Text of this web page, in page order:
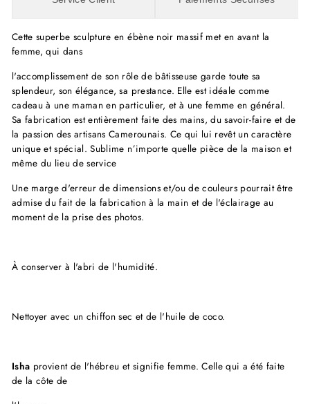
Cette superbe sculpture en ébène noir massif met en avant la
femme, qui dans
l'accomplissement de son rôle de bâtisseuse garde toute sa
splendeur, son élégance, sa prestance. Elle est idéale comme
cadeau à une maman en particulier, et à une femme en général.
Sa fabrication est entièrement faite des mains, du savoir-faire et de
la passion des artisans Camerounais. Ce qui lui revêt un caractère
unique et spécial. Sublime n’importe quelle pièce de la maison et
même du lieu de service
Une marge d'erreur de dimensions et/ou de couleurs pourrait être
admise du fait de la fabrication à la main et de l'éclairage au
moment de la prise des photos.
À conserver à l'abri de l'humidité.
Nettoyer avec un chiffon sec et de l'huile de coco.
Isha provient de l'hébreu et signifie femme. Celle qui a été faite
de la côte de